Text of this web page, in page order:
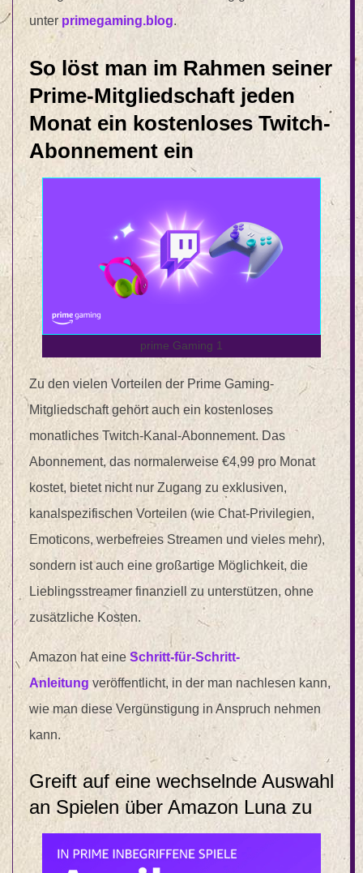
unter primegaming.blog.
So löst man im Rahmen seiner
Prime-Mitgliedschaft jeden
Monat ein kostenloses Twitch-
Abonnement ein
prime Gaming 1
Zu den vielen Vorteilen der Prime Gaming-
Mitgliedschaft gehört auch ein kostenloses
monatliches Twitch-Kanal-Abonnement. Das
Abonnement, das normalerweise €4,99 pro Monat
kostet, bietet nicht nur Zugang zu exklusiven,
kanalspezifischen Vorteilen (wie Chat-Privilegien,
Emoticons, werbefreies Streamen und vieles mehr),
sondern ist auch eine großartige Möglichkeit, die
Lieblingsstreamer finanziell zu unterstützen, ohne
zusätzliche Kosten.
Amazon hat eine Schritt-für-Schritt-
Anleitung veröffentlicht, in der man nachlesen kann,
wie man diese Vergünstigung in Anspruch nehmen
kann.
Greift auf eine wechselnde Auswahl
an Spielen über Amazon Luna zu